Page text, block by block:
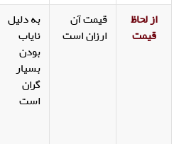
از لحاظ
قیمت
قیمت آن
ارزان است
به دلیل
نایاب
بودن
بسیار
گران
است